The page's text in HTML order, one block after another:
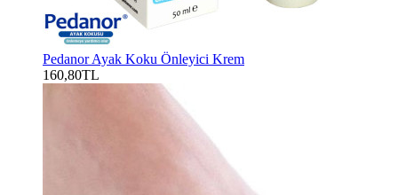
Pedanor Ayak Koku Önleyici Krem
160,80TL